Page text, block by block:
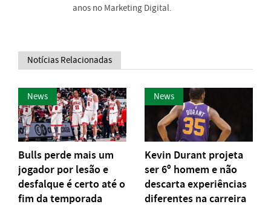
anos no Marketing Digital.
Notícias Relacionadas
News
Bulls perde mais um
jogador por lesão e
desfalque é certo até o
fim da temporada
News
Kevin Durant projeta
ser 6º homem e não
descarta experiências
diferentes na carreira